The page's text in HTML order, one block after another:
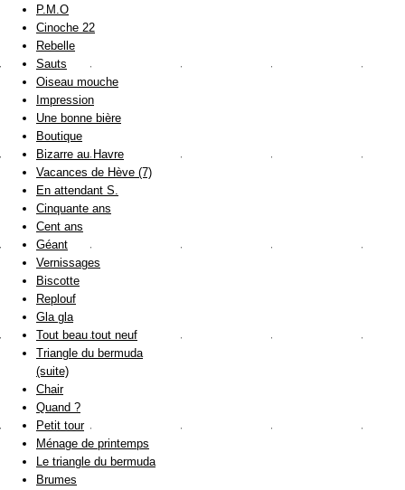
P.M.O
Cinoche 22
Rebelle
Sauts
Oiseau mouche
Impression
Une bonne bière
Boutique
Bizarre au Havre
Vacances de Hève (7)
En attendant S.
Cinquante ans
Cent ans
Géant
Vernissages
Biscotte
Replouf
Gla gla
Tout beau tout neuf
Triangle du bermuda
(suite)
Chair
Quand ?
Petit tour
Ménage de printemps
Le triangle du bermuda
Brumes